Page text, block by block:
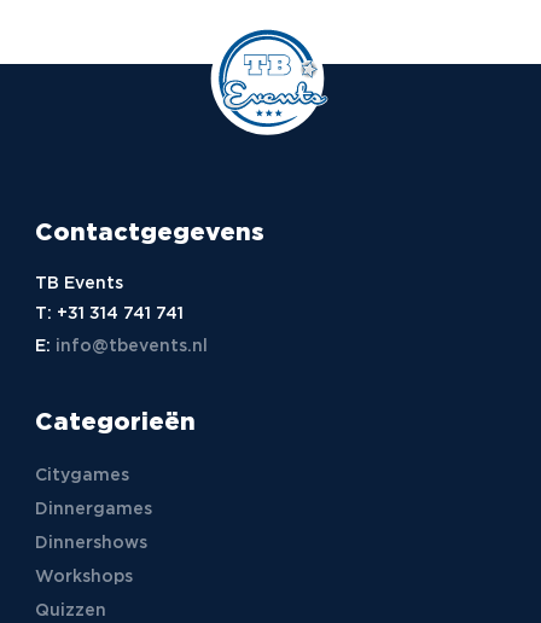
Contactgegevens
TB Events
T: +31 314 741 741
E: info@tbevents.nl
Categorieën
Citygames
Dinnergames
Dinnershows
Workshops
Quizzen